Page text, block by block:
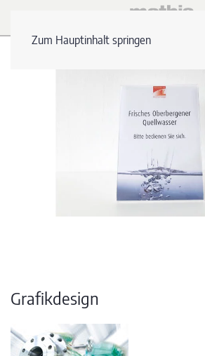
Zum Hauptinhalt springen
Grafikdesign